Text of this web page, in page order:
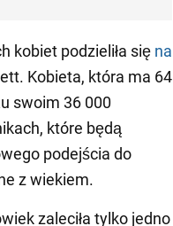
kobiet podzieliła się na
Kobieta, która ma 64
swoim 36 000
które będą
podejścia do
z wiekiem.
zaleciła tylko jedno